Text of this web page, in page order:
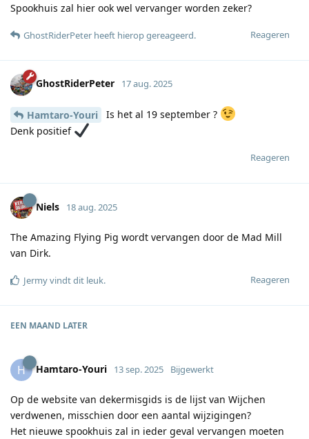
Spookhuis zal hier ook wel vervanger worden zeker?
Reageren
GhostRiderPeter heeft hierop gereageerd.
GhostRiderPeter 17 aug. 2025
Hamtaro-Youri
Is het al 19 september ?
Denk positief
Reageren
Niels 18 aug. 2025
The Amazing Flying Pig wordt vervangen door de Mad Mill
van Dirk.
Reageren
Jermyvindt dit leuk.
EEN MAAND LATER
H Hamtaro-Youri 13 sep. 2025 Bijgewerkt
Op de website van dekermisgids is de lijst van Wijchen
verdwenen, misschien door een aantal wijzigingen?
Het nieuwe spookhuis zal in ieder geval vervangen moeten